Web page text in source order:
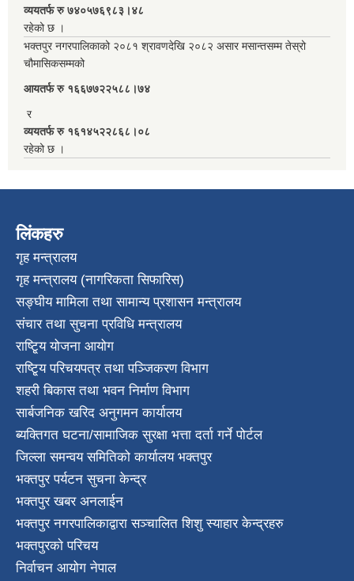
व्ययतर्फ रु ७४०५७६९८३।४८
रहेको छ ।
भक्तपुर नगरपालिकाको २०८१ श्रावणदेखि २०८२ असार मसान्तसम्म तेस्रो
चौमासिकसम्मको
आयतर्फ रु‌ १६६७७२२५८८।७४
र
व्ययतर्फ रु १६१४५२२८६८।०८
रहेको छ ।
लिंकहरु
गृह मन्त्रालय
गृह मन्त्रालय (नागरिकता सिफारिस)
सङ्घीय मामिला तथा सामान्य प्रशासन मन्त्रालय
संचार तथा सुचना प्रविधि मन्त्रालय
राष्टि्ृय योजना आयोग
राष्टि्ृय परिचयपत्र तथा पञ्जिकरण विभाग
शहरी बिकास तथा भवन निर्माण विभाग
सार्बजनिक खरिद अनुगमन कार्यालय
ब्यक्तिगत घटना/सामाजिक सुरक्षा भत्ता दर्ता गर्ने पोर्टल
जिल्ला समन्वय समितिको कार्यालय भक्तपुर
भक्तपुर पर्यटन सुचना केन्द्र
भक्तपुर खबर अनलाईन
भक्तपुर नगरपालिकाद्वारा सञ्चालित शिशु स्याहार केन्द्रहरु
भक्तपुरकाे परिचय
निर्वाचन आयोग नेपाल